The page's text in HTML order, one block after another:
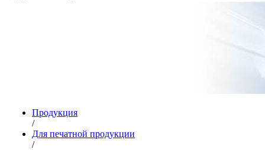
Продукция
/
Для печатной продукции
/